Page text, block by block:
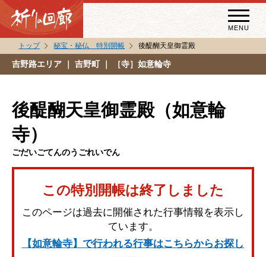
MENU
秘宝・秘仏特別開帳
祈りの回廊コラム
トップ 秘宝・秘仏 特別開帳 後醍醐天皇御霊殿
吉野路エリア ｜ 吉野町 ｜ ［寺］如意輪寺
後醍醐天皇御霊殿（如意輪
寺）
ごだいごてんのうごれいでん
この特別開帳は終了しました
このページは過去に開催された行事情報を表示し
ています。
【如意輪寺】で行われる行事はこちらからお探し